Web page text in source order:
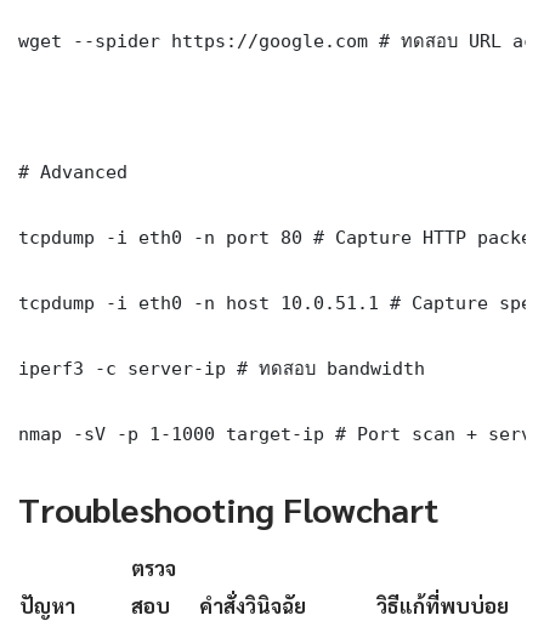
wget --spider https://google.com # ทดสอบ URL
# Advanced
tcpdump -i eth0 -n port 80 # Capture HTTP
tcpdump -i eth0 -n host 10.0.51.1 # Capture
iperf3 -c server-ip # ทดสอบ bandwidth
nmap -sV -p 1-1000 target-ip # Port scan +
Troubleshooting Flowchart
ปัญหา
ตรวจ
สอบ
คำสั่งวินิจฉัย วิธีแก้ที่พบบ่อย